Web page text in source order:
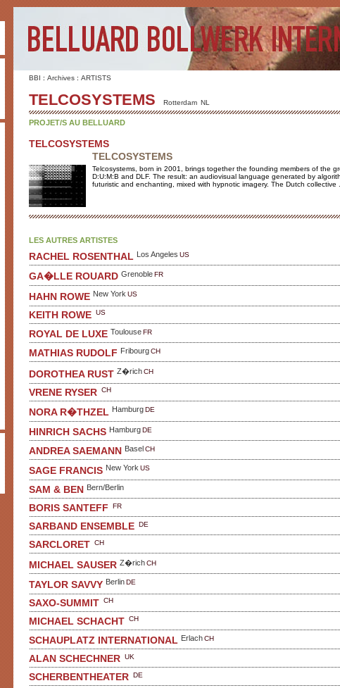
BBI : Archives : ARTISTS
TELCOSYSTEMS Rotterdam NL
PROJET/S AU BELLUARD
TELCOSYSTEMS
TELCOSYSTEMS
Telcosystems, born in 2001, brings together the founding members of the
D:U:M:B and DLF. The result: an audiovisual language generated by
futuristic and enchanting, mixed with hypnotic imagery. The Dutch collective
LES AUTRES ARTISTES
RACHEL ROSENTHAL Los Angeles US
GA�LLE ROUARD GrenobleFR
HAHN ROWE New York US
KEITH ROWE US
ROYAL DE LUXE ToulouseFR
MATHIAS RUDOLF FribourgCH
DOROTHEA RUST Z�richCH
VRENE RYSER CH
NORA R�THZEL HamburgDE
HINRICH SACHS HamburgDE
ANDREA SAEMANN BaselCH
SAGE FRANCIS New York US
SAM & BEN Bern/Berlin
BORIS SANTEFF FR
SARBAND ENSEMBLE DE
SARCLORET CH
MICHAEL SAUSER Z�richCH
TAYLOR SAVVY BerlinDE
SAXO-SUMMIT CH
MICHAEL SCHACHT CH
SCHAUPLATZ INTERNATIONAL ErlachCH
ALAN SCHECHNER UK
SCHERBENTHEATER DE